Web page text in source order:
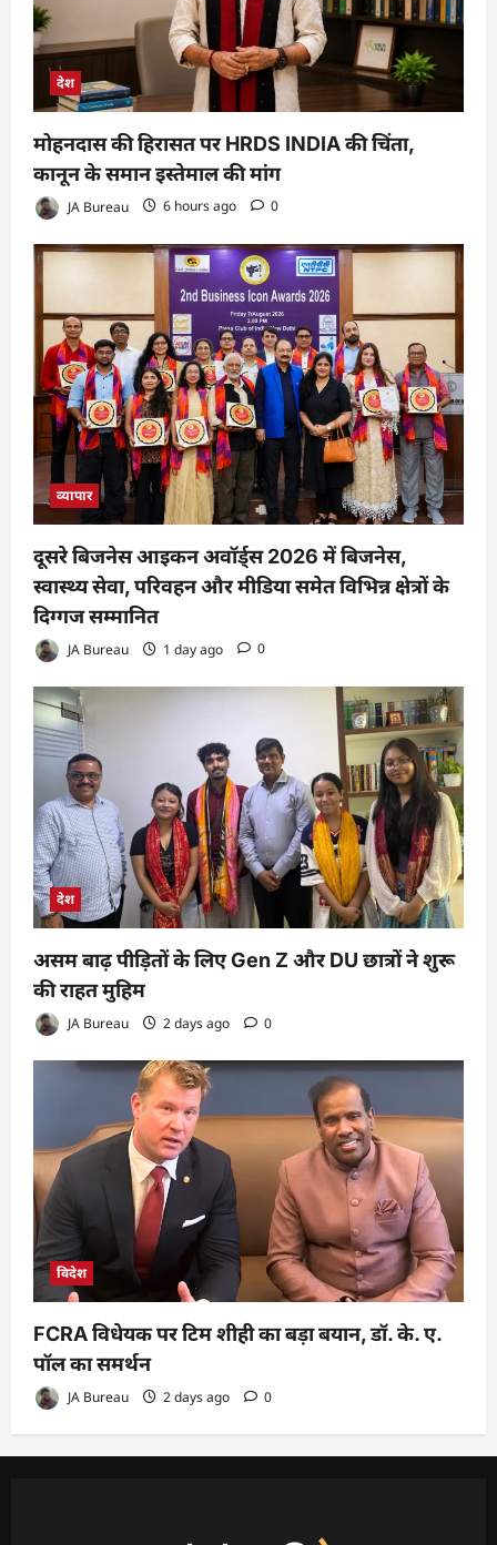
देश
मोहनदास की हिरासत पर HRDS INDIA की चिंता,
कानून के समान इस्तेमाल की मांग
JA Bureau 6 hours ago 0
व्यापार
दूसरे बिजनेस आइकन अवॉर्ड्स 2026 में बिजनेस,
स्वास्थ्य सेवा, परिवहन और मीडिया समेत विभिन्न क्षेत्रों के
दिग्गज सम्मानित
JA Bureau 1 day ago 0
देश
असम बाढ़ पीड़ितों के लिए Gen Z और DU छात्रों ने शुरू
की राहत मुहिम
JA Bureau 2 days ago 0
विदेश
FCRA विधेयक पर टिम शीही का बड़ा बयान, डॉ. के. ए.
पॉल का समर्थन
JA Bureau 2 days ago 0